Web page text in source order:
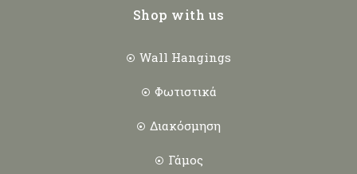
Shop with us
Wall Hangings
Φωτιστικά
Διακόσμηση
Γάμος